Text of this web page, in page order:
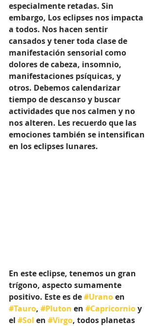
especialmente retadas. Sin
embargo, Los eclipses nos impacta
a todos. Nos hacen sentir
cansados y tener toda clase de
manifestación sensorial como
dolores de cabeza, insomnio,
manifestaciones psíquicas, y
otros. Debemos calendarizar
tiempo de descanso y buscar
actividades que nos calmen y no
nos alteren. Les recuerdo que las
emociones también se intensifican
en los eclipses lunares.
En este eclipse, tenemos un gran
trígono, aspecto sumamente
positivo. Este es de #Urano en
#Tauro, #Pluton en #Capricornio y
el #Sol en #Virgo, todos planetas